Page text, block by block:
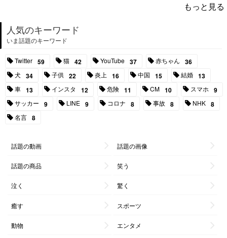
もっと見る
人気のキーワード
いま話題のキーワード
Twitter 59 猫 42 YouTube 37 赤ちゃん 36
犬 34 子供 22 炎上 16 中国 15 結婚 13
車 13 インスタ 12 危険 11 CM 10 スマホ 9
サッカー 9 LINE 9 コロナ 8 事故 8 NHK 8
名言 8
話題の動画 話題の画像
話題の商品 笑う
泣く 驚く
癒す スポーツ
動物 エンタメ